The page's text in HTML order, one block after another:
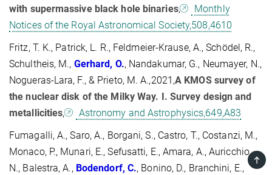
with supermassive black hole binaries,
Monthly
Notices of the Royal Astronomical Society,508,4610
Fritz, T. K., Patrick, L. R., Feldmeier-Krause, A., Schödel, R.,
Schultheis, M., Gerhard, O., Nandakumar, G., Neumayer, N.,
Nogueras-Lara, F., & Prieto, M. A.,2021,A KMOS survey of
the nuclear disk of the Milky Way. I. Survey design and
metallicities,
Astronomy and Astrophysics,649,A83
Fumagalli, A., Saro, A., Borgani, S., Castro, T., Costanzi, M.,
Monaco, P., Munari, E., Sefusatti, E., Amara, A., Auricchio,
N., Balestra, A., Bodendorf, C., Bonino, D., Branchini, E.,
TOP